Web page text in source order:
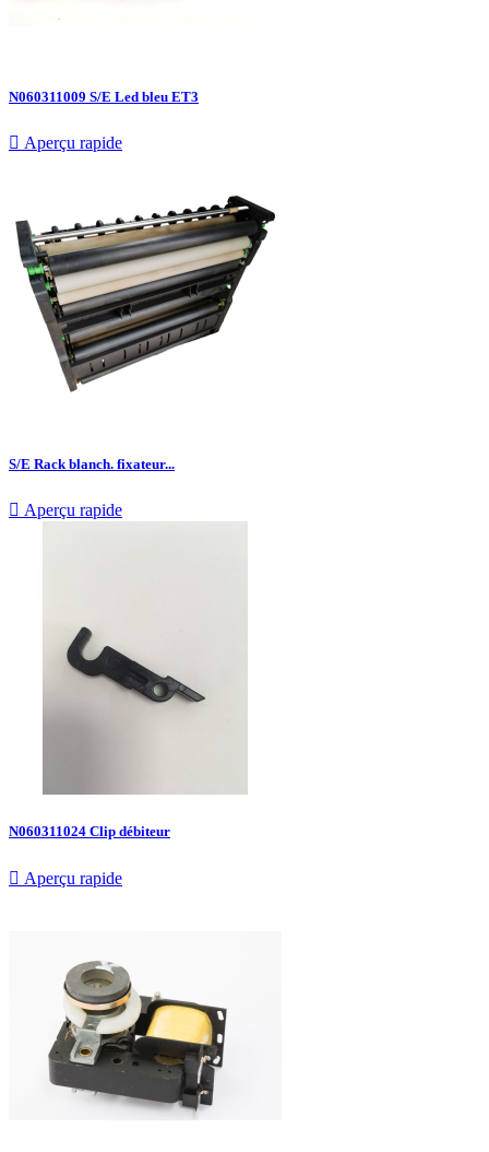
N060311009 S/E Led bleu ET3
 Aperçu rapide
S/E Rack blanch. fixateur...
 Aperçu rapide
N060311024 Clip débiteur
 Aperçu rapide